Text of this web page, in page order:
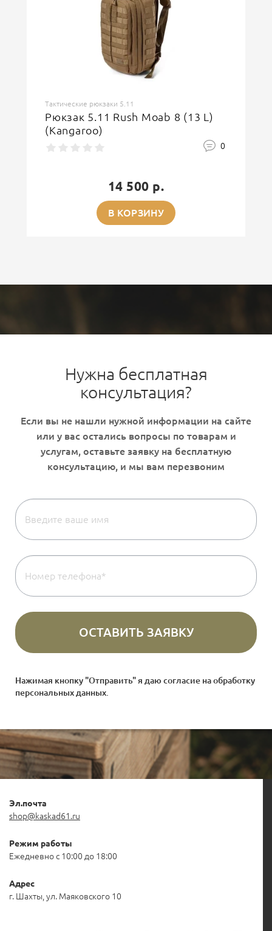
Тактические рюкзаки 5.11
Рюкзак 5.11 Rush Moab 8 (13 L)
(Kangaroo)
0
14 500 р.
В КОРЗИНУ
Нужна бесплатная
консультация?
Нажимая кнопку "Отправить" я даю согласие наобработку
персональных данных
Эл.почта
shop@kaskad61.ru
Режим работы
Ежедневно с 10:00 до 18:00
Адрес
г. Шахты, ул. Маяковского 10